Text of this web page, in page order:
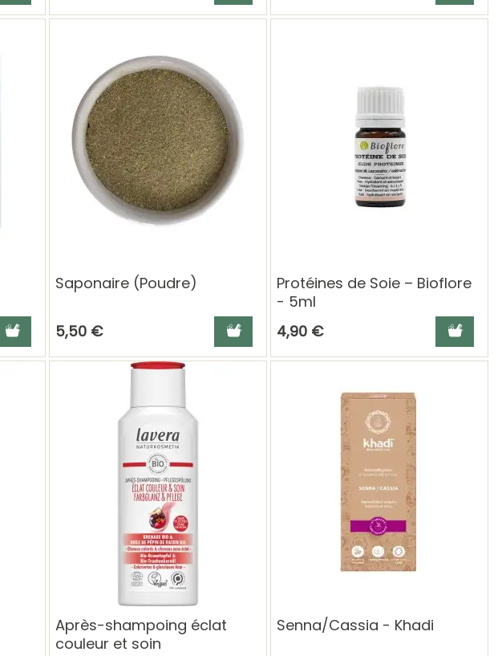
Ajouter au panier
Saponaire (Poudre)
5,50 € Ajouter au panier
Protéines de Soie – Bioflore
- 5ml
4,90 €
Ajouter
Après-shampoing éclat
couleur et soin
Senna/Cassia - Khadi